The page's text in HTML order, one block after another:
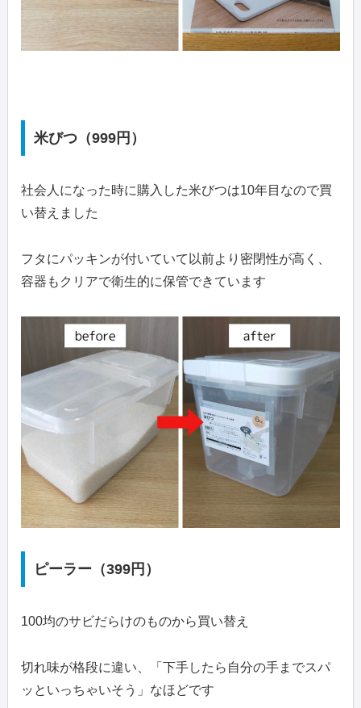
米びつ（999円）
社会人になった時に購入した米びつは10年目なので買
い替えました
フタにパッキンが付いていて以前より密閉性が高く、
容器もクリアで衛生的に保管できています
ピーラー（399円）
100均のサビだらけのものから買い替え
切れ味が格段に違い、「下手したら自分の手までスパ
ッといっちゃいそう」なほどです